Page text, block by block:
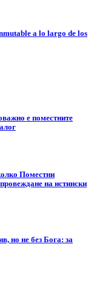
a lo largo de los
е поместните
Поместни
на истински
но не без Бога: за